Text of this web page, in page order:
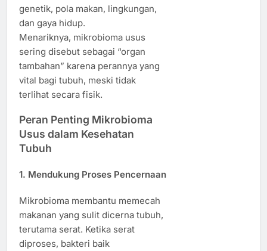
genetik, pola makan, lingkungan,
dan gaya hidup.
Menariknya, mikrobioma usus
sering disebut sebagai “organ
tambahan” karena perannya yang
vital bagi tubuh, meski tidak
terlihat secara fisik.
Peran Penting Mikrobioma
Usus dalam Kesehatan
Tubuh
1. Mendukung Proses Pencernaan
Mikrobioma membantu memecah
makanan yang sulit dicerna tubuh,
terutama serat. Ketika serat
diproses, bakteri baik